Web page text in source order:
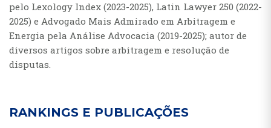
pelo Lexology Index (2023-2025), Latin Lawyer 250 (2022-
2025) e Advogado Mais Admirado em Arbitragem e
Energia pela Análise Advocacia (2019-2025); autor de
diversos artigos sobre arbitragem e resolução de
disputas.
RANKINGS E PUBLICAÇÕES